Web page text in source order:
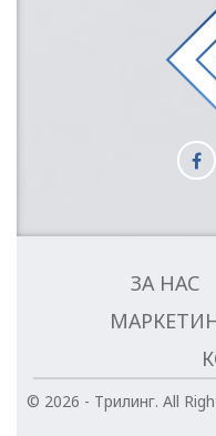
ЗА НАС
© 2026 - Трилинг. All